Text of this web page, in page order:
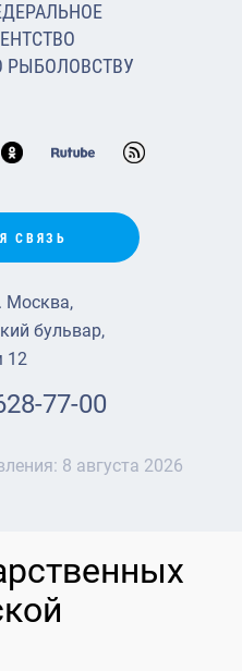
РЫБОЛОВСТВУ
СВЯЗЬ
Москва,
бульвар,
12
77-00
8 августа 2026